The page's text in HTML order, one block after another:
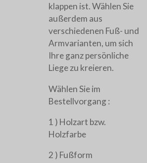
klappen ist. Wählen Sie
außerdem aus
verschiedenen Fuß- und
Armvarianten, um sich
Ihre ganz persönliche
Liege zu kreieren.
Wählen Sie im
Bestellvorgang :
1 ) Holzart bzw.
Holzfarbe
2 ) Fußform